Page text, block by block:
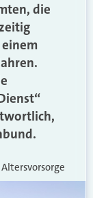
die
Altersvorsorge